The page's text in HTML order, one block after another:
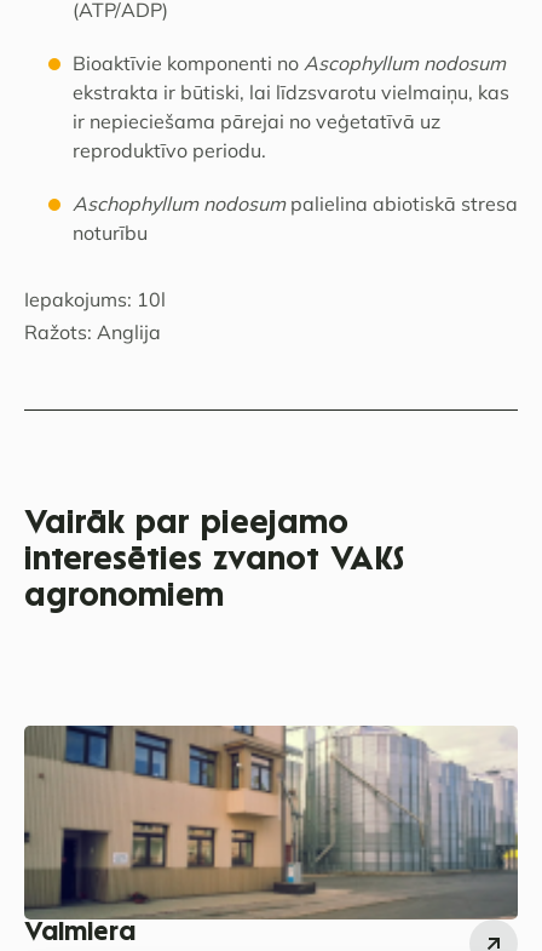
(ATP/ADP)
Bioaktīvie komponenti no Ascophyllum nodosum
ekstrakta ir būtiski, lai līdzsvarotu vielmaiņu, kas
ir nepieciešama pārejai no veģetatīvā uz
reproduktīvo periodu.
Aschophyllum nodosumpalielina abiotiskā stresa
noturību
Iepakojums: 10l
Ražots: Anglija
Vairāk par pieejamo
interesēties zvanot VAKS
agronomiem
Valmiera